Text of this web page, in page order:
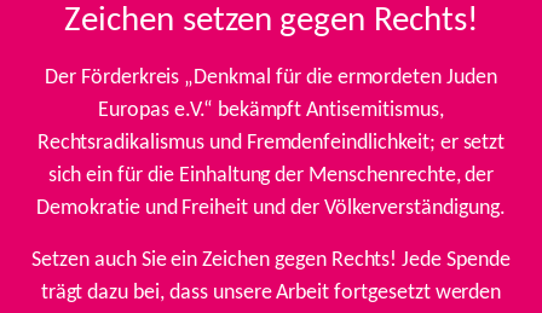
Zeichen setzen gegen Rechts!
Der Förderkreis „Denkmal für die ermordeten Juden
Europas e.V.“ bekämpft Antisemitismus,
Rechtsradikalismus und Fremdenfeindlichkeit; er setzt
sich ein für die Einhaltung der Menschenrechte, der
Demokratie und Freiheit und der Völkerverständigung.
Setzen auch Sie ein Zeichen gegen Rechts! Jede Spende
trägt dazu bei, dass unsere Arbeit fortgesetzt werden